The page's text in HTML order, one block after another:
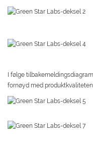
I følge
fornøyd med